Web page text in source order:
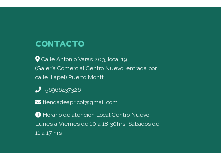
CONTACTO
Calle Antonio Varas 203, local 19
(Galería Comercial Centro Nuevo, entrada por
calle Illapel) Puerto Montt
+56966437326
tiendadeapricot@gmail.com
Horario de atención Local Centro Nuevo:
Lunes a Viernes de 10 a 18:30hrs, Sábados de
11 a 17 hrs